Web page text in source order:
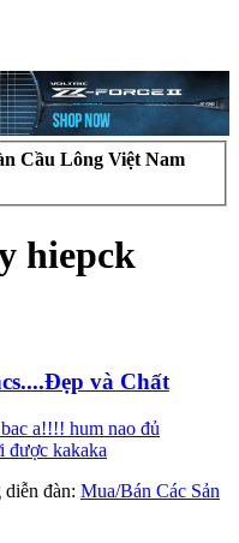
Cầu Lông Việt Nam
hiepck
và Chất
a!!!! hum nao đủ
được kakaka
diễn đàn: Mua/Bán Các Sản